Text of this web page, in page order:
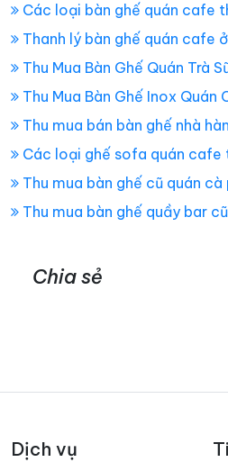
Các loại bàn ghế quán cafe
Thanh lý bàn ghế quán cafe ở
Thu Mua Bàn Ghế Quán Trà
Thu Mua Bàn Ghế Inox Quán
Thu mua bán bàn ghế nhà
Các loại ghế sofa quán cafe
Thu mua bàn ghế cũ quán cà
Thu mua bàn ghế quầy bar cũ
Chia sẻ
Dịch vụ